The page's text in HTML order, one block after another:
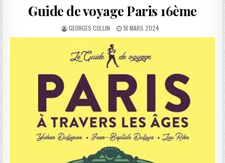
Guide de voyage Paris 16ème
AUTHOR:
GEORGES COLLIN
PUBLISHED
DATE:
18 MARS 2024